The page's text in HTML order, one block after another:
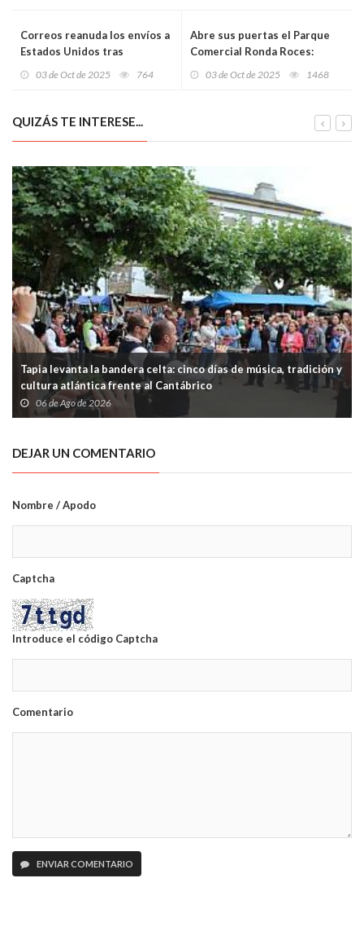
Correos reanuda los envíos a
Estados Unidos tras
03 de Oct de 2025 764
Abre sus puertas el Parque
Comercial Ronda Roces:
03 de Oct de 2025 1468
QUIZÁS TE INTERESE...
Tapia levanta la bandera celta: cinco días de música, tradición y
cultura atlántica frente al Cantábrico
06 de Ago de 2026
DEJAR UN COMENTARIO
Nombre / Apodo
Captcha
Introduce el código Captcha
Comentario
ENVIAR COMENTARIO